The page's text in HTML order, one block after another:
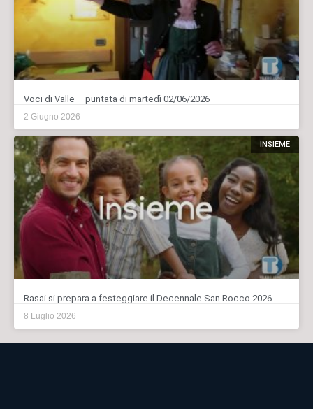
Voci di Valle – puntata di martedì 02/06/2026
2 Giugno 2026
INSIEME
Rasai si prepara a festeggiare il Decennale San Rocco 2026
8 Luglio 2026